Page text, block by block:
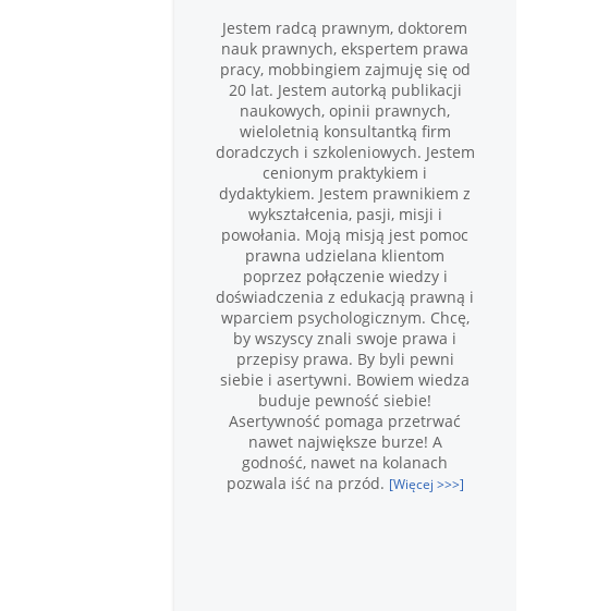
Jestem radcą prawnym, doktorem
nauk prawnych, ekspertem prawa
pracy, mobbingiem zajmuję się od
20 lat. Jestem autorką publikacji
naukowych, opinii prawnych,
wieloletnią konsultantką firm
doradczych i szkoleniowych. Jestem
cenionym praktykiem i
dydaktykiem. Jestem prawnikiem z
wykształcenia, pasji, misji i
powołania. Moją misją jest pomoc
prawna udzielana klientom
poprzez połączenie wiedzy i
doświadczenia z edukacją prawną i
wparciem psychologicznym. Chcę,
by wszyscy znali swoje prawa i
przepisy prawa. By byli pewni
siebie i asertywni. Bowiem wiedza
buduje pewność siebie!
Asertywność pomaga przetrwać
nawet największe burze! A
godność, nawet na kolanach
pozwala iść na przód. [Więcej >>>]